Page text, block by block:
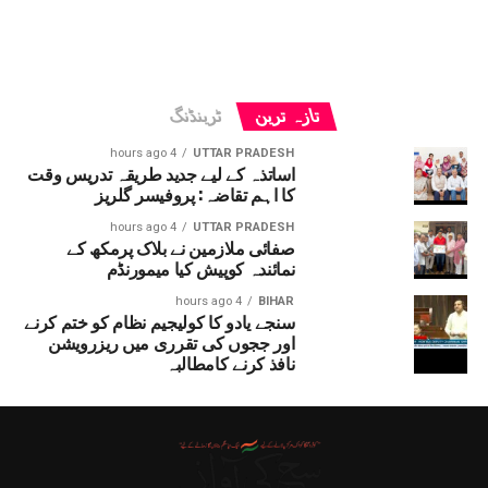
تازہ ترین ٹرینڈنگ
UTTAR PRADESH
4 hours ago
اساتذہ کے لیے جدید طریقہ تدریس وقت
کا اہم تقاضہ: پروفیسر گلریز
UTTAR PRADESH
4 hours ago
صفائی ملازمین نے بلاک پرمکھ کے
نمائندہ کوپیش کیا میمورنڈم
BIHAR
4 hours ago
سنجے یادو کا کولیجیم نظام کو ختم کرنے
اور ججوں کی تقرری میں ریزرویشن
نافذ کرنے کامطالبہ